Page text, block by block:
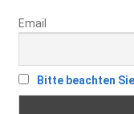
Email
Bitte beachten